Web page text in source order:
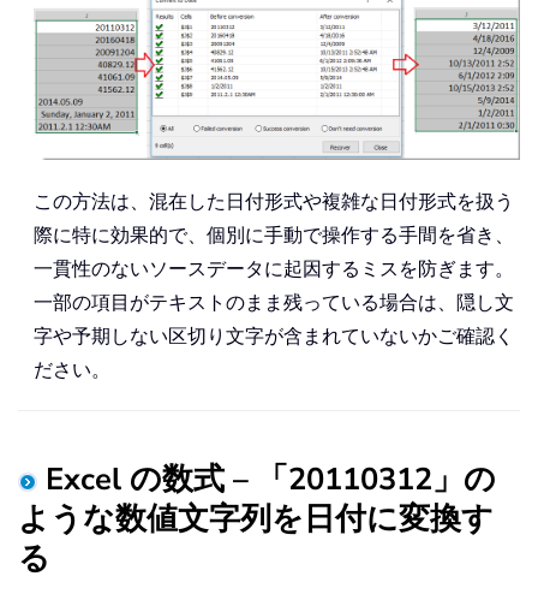
この方法は、混在した日付形式や複雑な日付形式を扱う
際に特に効果的で、個別に手動で操作する手間を省き、
一貫性のないソースデータに起因するミスを防ぎます。
一部の項目がテキストのまま残っている場合は、隠し文
字や予期しない区切り文字が含まれていないかご確認く
ださい。
Excel の数式 – 「20110312」の
ような数値文字列を日付に変換す
る